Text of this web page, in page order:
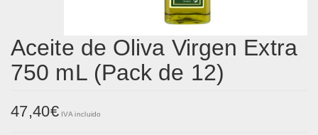
Aceite de Oliva Virgen Extra
750 mL (Pack de 12)
47,40€ IVA incluido
Guarda mi nombre, correo electrónico y web en este navegador